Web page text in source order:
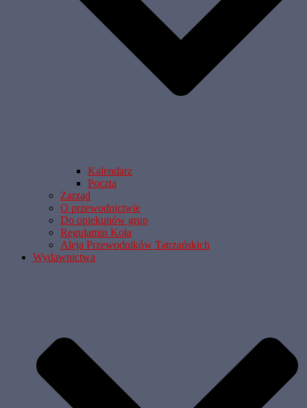
Kalendarz
Poczta
Zarząd
O przewodnictwie
Do opiekunów grup
Regulamin Koła
Aleja Przewodników Tatrzańskich
Wydawnictwa